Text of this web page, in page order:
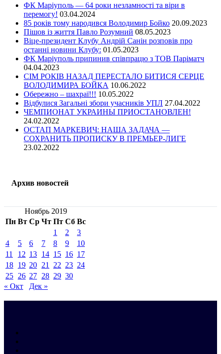
ФК Маріуполь — 64 роки незламності та віри в
перемогу! 03.04.2024
85 років тому народився Володимир Бойко 20.09.2023
Пішов із життя Павло Розумний 08.05.2023
Віце-президент Клубу Андрій Санін розповів про
останні новини Клубу: 01.05.2023
ФК Маріуполь припинив співпрацю з ТОВ Паріматч
04.04.2023
СІМ РОКІВ НАЗАД ПЕРЕСТАЛО БИТИСЯ СЕРЦЕ
ВОЛОДИМИРА БОЙКА 10.06.2022
Обережно – шахраї!!! 10.05.2022
Відбулися Загальні збори учасників УПЛ 27.04.2022
ЧЕМПИОНАТ УКРАИНЫ ПРИОСТАНОВЛЕН!
24.02.2022
ОСТАП МАРКЕВИЧ: НАША ЗАДАЧА —
СОХРАНИТЬ ПРОПИСКУ В ПРЕМЬЕР-ЛИГЕ
23.02.2022
Архив новостей
Ноябрь 2019
Пн Вт Ср Чт Пт Сб Вс
1
2
3
4
5 6 7 8 9
10
11
12 13 14 15 16 17
18 19 20 21 22 23 24
25 26 27 28 29 30
« Окт
Дек »